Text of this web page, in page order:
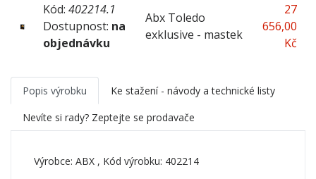
Kód: 402214.1
Dostupnost: na
objednávku
Abx Toledo
exklusive - mastek
27
656,00
Kč
Popis výrobku
Ke stažení - návody a technické listy
Nevíte si rady? Zeptejte se prodavače
Výrobce: ABX , Kód výrobku: 402214